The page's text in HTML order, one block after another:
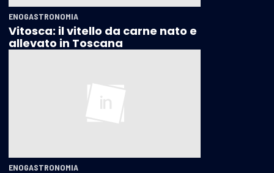
ENOGASTRONOMIA
Vitosca: il vitello da carne nato e
allevato in Toscana
ENOGASTRONOMIA